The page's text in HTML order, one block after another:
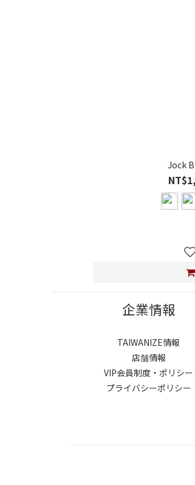
Jock
企業情報
TAIWANIZE情報
店舗情報
VIP会員制度・ポリシー
プライバシーポリシー